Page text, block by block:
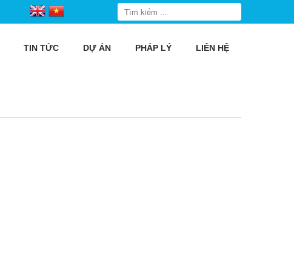
TIN TỨC DỰ ÁN PHÁP LÝ LIÊN HỆ